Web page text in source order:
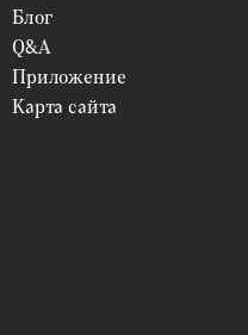
Блог
Q&A
Приложение
Карта сайта